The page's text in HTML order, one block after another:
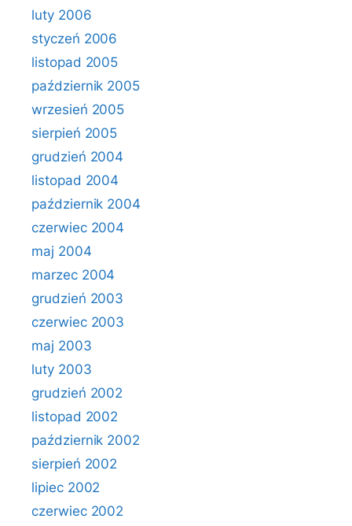
luty 2006
styczeń 2006
listopad 2005
październik 2005
wrzesień 2005
sierpień 2005
grudzień 2004
listopad 2004
październik 2004
czerwiec 2004
maj 2004
marzec 2004
grudzień 2003
czerwiec 2003
maj 2003
luty 2003
grudzień 2002
listopad 2002
październik 2002
sierpień 2002
lipiec 2002
czerwiec 2002